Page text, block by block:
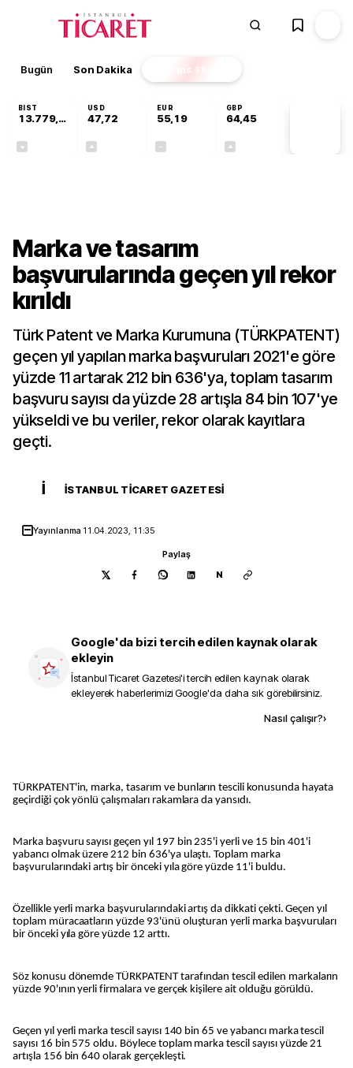
Bugün Son Dakika Finans EKSTRA
BIST
13.779,39
USD
47,72
EUR
55,19
GBP
64,45
Marka ve tasarım
başvurularında geçen yıl rekor
kırıldı
Türk Patent ve Marka Kurumuna (TÜRKPATENT)
geçen yıl yapılan marka başvuruları 2021'e göre
yüzde 11 artarak 212 bin 636'ya, toplam tasarım
başvuru sayısı da yüzde 28 artışla 84 bin 107'ye
yükseldi ve bu veriler, rekor olarak kayıtlara
geçti.
İ İSTANBUL TICARET GAZETESI
Yayınlanma 11.04.2023, 11:35
Paylaş
N
Google'da bizi tercih edilen kaynak olarak
ekleyin
İstanbul Ticaret Gazetesi'i tercih edilen kaynak olarak
ekleyerek haberlerimizi Google'da daha sık görebilirsiniz.
Nasıl çalışır?›
TÜRKPATENT'in, marka, tasarım ve bunların tescili konusunda hayata
geçirdiği çok yönlü çalışmaları rakamlara da yansıdı.
Marka başvuru sayısı geçen yıl 197 bin 235'i yerli ve 15 bin 401'i
yabancı olmak üzere 212 bin 636'ya ulaştı. Toplam marka
başvurularındaki artış bir önceki yıla göre yüzde 11'i buldu.
Özellikle yerli marka başvurularındaki artış da dikkati çekti. Geçen yıl
toplam müracaatların yüzde 93'ünü oluşturan yerli marka başvuruları
bir önceki yıla göre yüzde 12 arttı.
Söz konusu dönemde TÜRKPATENT tarafından tescil edilen markaların
yüzde 90'ının yerli firmalara ve gerçek kişilere ait olduğu görüldü.
Geçen yıl yerli marka tescil sayısı 140 bin 65 ve yabancı marka tescil
sayısı 16 bin 575 oldu. Böylece toplam marka tescil sayısı yüzde 21
artışla 156 bin 640 olarak gerçekleşti.